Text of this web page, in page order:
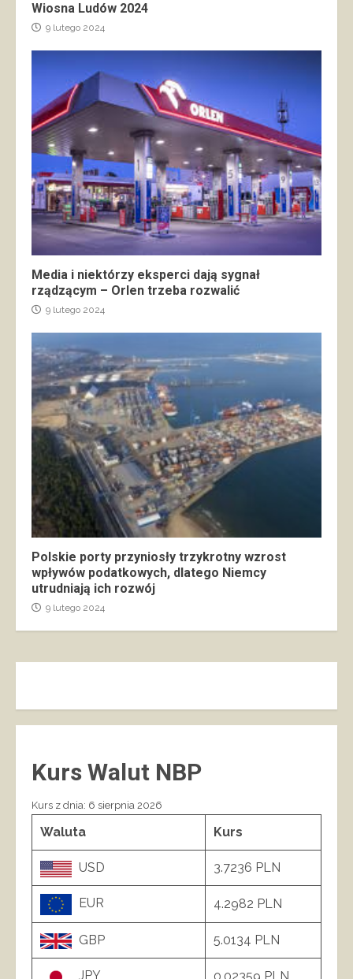
Wiosna Ludów 2024
9 lutego 2024
Media i niektórzy eksperci dają sygnał
rządzącym – Orlen trzeba rozwalić
9 lutego 2024
Polskie porty przyniosły trzykrotny wzrost
wpływów podatkowych, dlatego Niemcy
utrudniają ich rozwój
9 lutego 2024
Kurs Walut NBP
Kurs z dnia: 6 sierpnia 2026
Waluta Kurs
USD 3.7236 PLN
EUR 4.2982 PLN
GBP 5.0134 PLN